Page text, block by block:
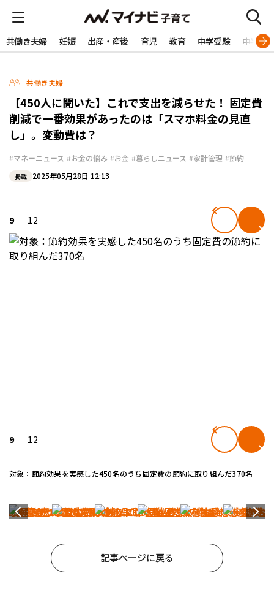
共働き夫婦 妊娠 出産・産後 育児 教育 中学受験 中学生
共働き夫婦
【450人に聞いた】これで支出を減らせた！ 固定費
削減で一番効果があったのは「スマホ料金の見直
し」。変動費は？
#マネーニュース #お金の悩み #お金 #暮らしニュース #家計管理 #節約
掲載 2025年05月28日 12:13
9 12
9 12
対象：節約効果を実感した450名のうち固定費の節約に取り組んだ370名
記事ページに戻る